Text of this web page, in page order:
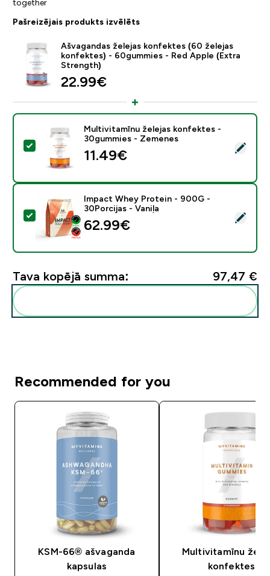
together
Pašreizējais produkts izvēlēts
Ašvagandas želejas konfektes (60 želejas
konfektes) - 60gummies - Red Apple (Extra
Strength)
22.99€‎
Atlasīt šo produktu - Multivitamīnu želejas konfektes
Multivitamīnu želejas konfektes -
30gummies - Zemenes
11.49€‎
Atlasīt šo produktu - Impact Whey Protein - 900G -
Impact Whey Protein - 900G -
30Porcijas - Vaniļa
62.99€‎
Tava kopējā summa: 97,47 €‎
Recommended for you
KSM-66® ašvaganda
kapsulas
Multivitamīnu
konfektes